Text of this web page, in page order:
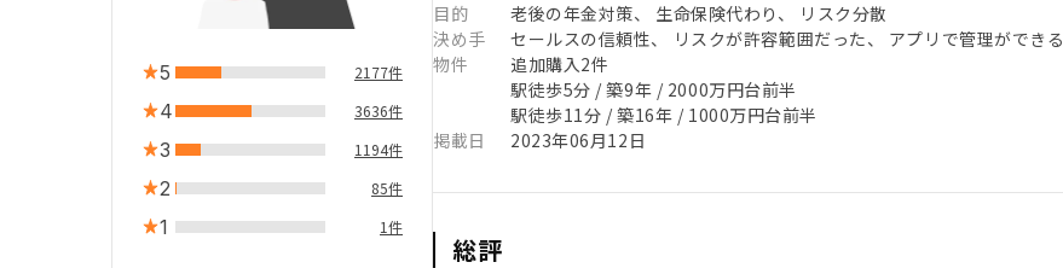
5 2177件
4 3636件
3 1194件
2 85件
1 1件
目的
老後の年金対策、 生命保険代わり、 リスク分散
決め手
セールスの信頼性、 リスクが許容範囲だった、 アプリで管理ができる
物件
追加購入2件
駅徒歩5分 / 築9年 / 2000万円台前半
駅徒歩11分 / 築16年 / 1000万円台前半
掲載日
2023年06月12日
総評